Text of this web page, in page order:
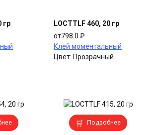
гр
вариаций.
можно
выбрать
LOCTTLF 460, 20 гр
от798.0 ₽
Клей моментальный
Цвет: Прозрачный
Подробнее
Этот
товар